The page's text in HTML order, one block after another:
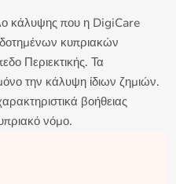
κάλυψης που η DigiCare
κυπριακών
Περιεκτικής. Τα
την κάλυψη ίδιων ζημιών.
βοήθειας
νόμο.